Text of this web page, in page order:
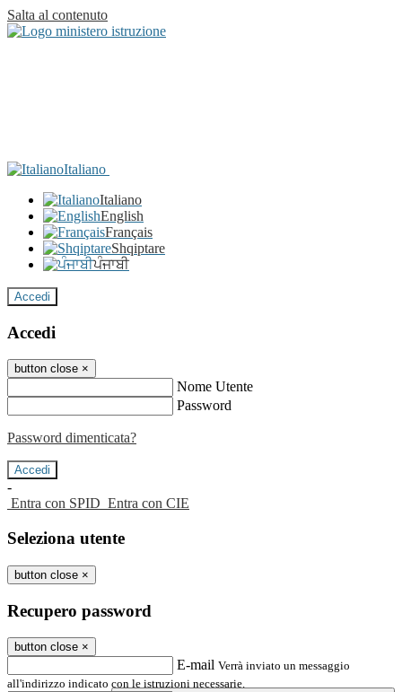
Salta al contenuto
Italiano
Italiano
English
Français
Shqiptare
ਪੰਜਾਬੀ
Accedi
Accedi
button close ×
Nome Utente
Password
Password dimenticata?
-
Entra con SPID Entra con CIE
Seleziona utente
button close ×
Recupero password
button close ×
E-mail Verrà inviato un messaggio
all'indirizzo indicato con le istruzioni necessarie.